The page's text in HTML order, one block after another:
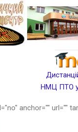
НМЦ ПТО у
anchor="" url=""